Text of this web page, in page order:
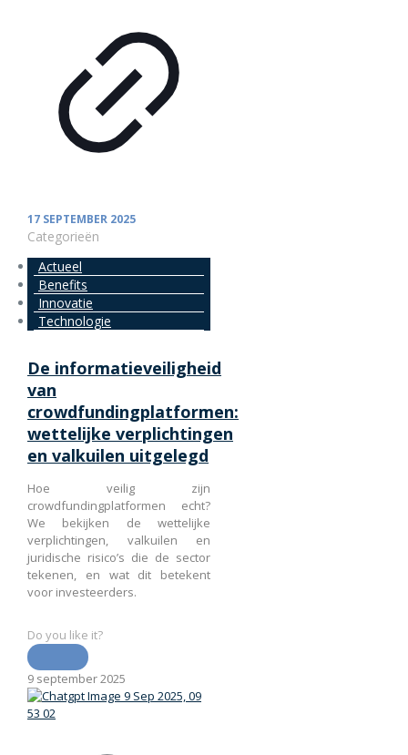
17 SEPTEMBER 2025
Categorieën
Actueel
Benefits
Innovatie
Technologie
De informatieveiligheid
van
crowdfundingplatformen:
wettelijke verplichtingen
en valkuilen uitgelegd
Hoe veilig zijn
crowdfundingplatformen echt?
We bekijken de wettelijke
verplichtingen, valkuilen en
juridische risico’s die de sector
tekenen, en wat dit betekent
voor investeerders.
Do you like it?
9 september 2025